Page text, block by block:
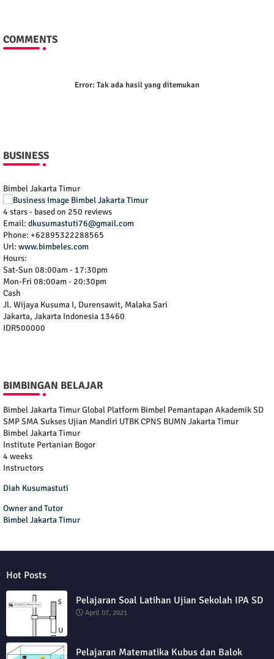
COMMENTS
Error: Tak ada hasil yang ditemukan
BUSINESS
Bimbel Jakarta Timur
4 stars - based on 250 reviews
Email: dkusumastuti76@gmail.com
Phone: +62895322288565
Url: www.bimbeles.com
Hours:
Sat-Sun 08:00am - 17:30pm
Mon-Fri 08:00am - 20:30pm
Cash
Jl. Wijaya Kusuma I, Durensawit, Malaka Sari
Jakarta, Jakarta Indonesia 13460
IDR500000
BIMBINGAN BELAJAR
Bimbel Jakarta Timur Global Platform Bimbel Pemantapan Akademik SD
SMP SMA Sukses Ujian Mandiri UTBK CPNS BUMN Jakarta Timur
Bimbel Jakarta Timur
Institute Pertanian Bogor
4 weeks
Instructors
Diah Kusumastuti
Owner and Tutor
Bimbel Jakarta Timur
Hot Posts
Pelajaran Soal Latihan Ujian Sekolah IPA SD
April 07, 2021
Pelajaran Matematika Kubus dan Balok